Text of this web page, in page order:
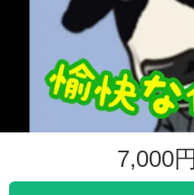
7,000円